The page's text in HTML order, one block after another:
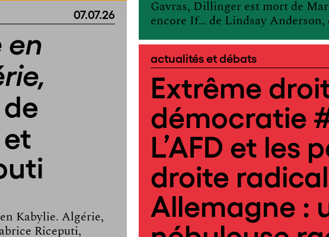
Gavras, Dillinger est mort de
encore If… de Lindsay Anderson,
07.07.26
en
Kabylie. Algérie,
Riceputi,
actualités et débats
Extrême
démocratie
L’AFD et les
droite
Allemagne :